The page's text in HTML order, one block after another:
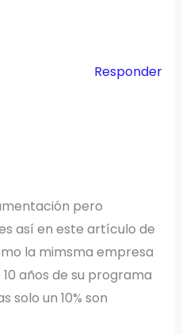
Responder
pero
así en este artículo de
la mimsma empresa
años de su programa
solo un 10% son